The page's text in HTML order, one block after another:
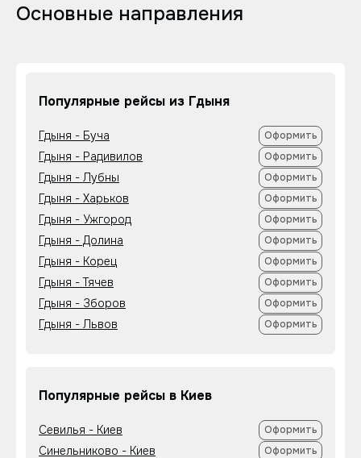
Основные направления
Популярные рейсы из Гдыня
Гдыня - Буча Оформить
Гдыня - Радивилов Оформить
Гдыня - Лубны Оформить
Гдыня - Харьков Оформить
Гдыня - Ужгород Оформить
Гдыня - Долина Оформить
Гдыня - Корец Оформить
Гдыня - Тячев Оформить
Гдыня - Зборов Оформить
Гдыня - Львов Оформить
Популярные рейсы в Киев
Севилья - Киев Оформить
Синельниково - Киев Оформить